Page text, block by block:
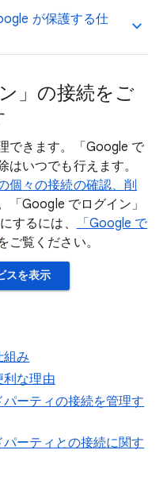
が保護する仕
」の接続をご
できます。「Google で
はいつでも行えます。
個々の接続の確認、削
「Google でログイン」
するには、
「Google で
ご覧ください。
スを表示
組み
利な理由
ーティの接続を管理す
ーティとの接続に関す